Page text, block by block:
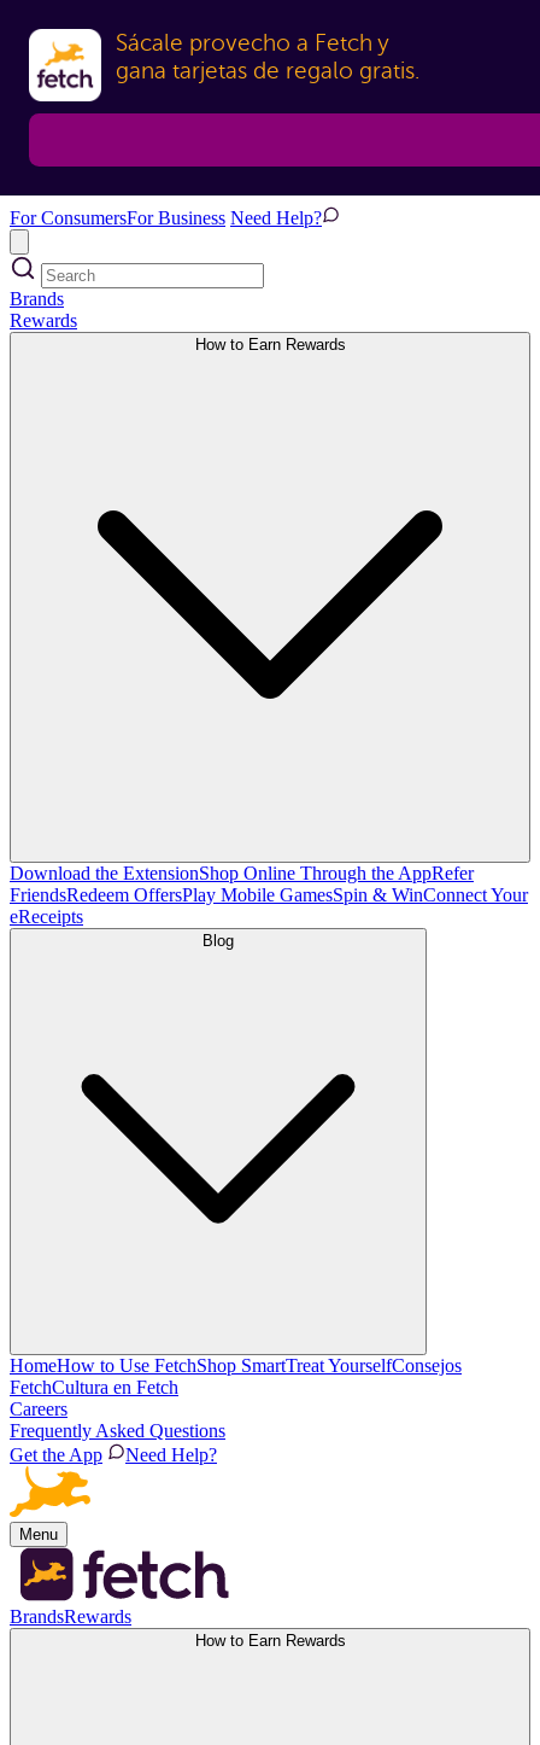
Sácale provecho a Fetch y
gana tarjetas de regalo gratis.
For ConsumersFor Business Need Help?
Brands
Rewards
How to Earn Rewards
Download the ExtensionShop Online Through the AppRefer
FriendsRedeem OffersPlay Mobile GamesSpin & WinConnect Your
eReceipts
Blog
HomeHow to Use FetchShop SmartTreat YourselfConsejos
FetchCultura en Fetch
Careers
Frequently Asked Questions
Get the App
Need Help?
Menu
BrandsRewards
How to Earn Rewards